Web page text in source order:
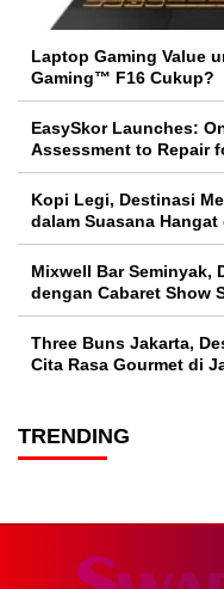
Laptop Gaming Value
Gaming™ F16 Cukup?
EasySkor Launches:
Assessment to Repair
Kopi Legi, Destinasi
dalam Suasana Hangat
Mixwell Bar Seminyak,
dengan Cabaret Show
Three Buns Jakarta,
Cita Rasa Gourmet di
TRENDING